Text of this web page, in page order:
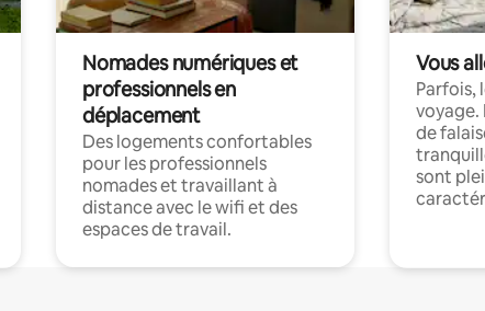
Nomades numériques et
professionnels en
déplacement
Des logements confortables
pour les professionnels
nomades et travaillant à
distance avec le wifi et des
espaces de travail.
Vous
Parfois,
voyage.
de
sont